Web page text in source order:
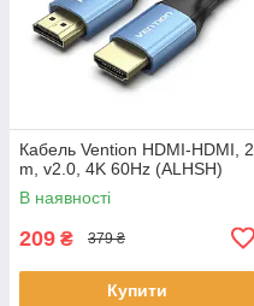
Кабель Vention HDMI-HDMI, 2
m, v2.0, 4K 60Hz (ALHSH)
В наявності
209 ₴ 379 ₴
Купити